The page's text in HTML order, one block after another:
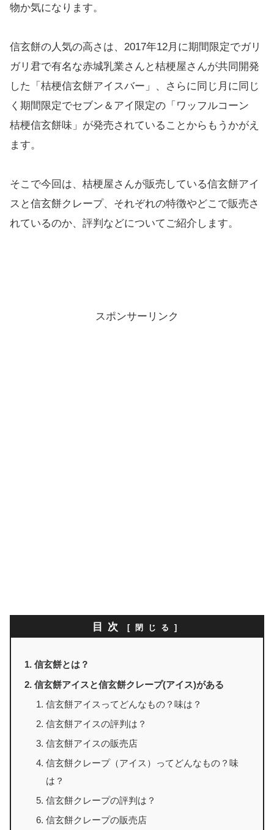
物か気になります。
信玄餅の人気の高さは、2017年12月に期間限定でガリ
ガリ君で有名な赤城乳業さんと桔梗屋さんが共同開発
した「桔梗信玄餅アイスバー」、さらに同じ月に同じ
く期間限定でセブン＆アイ限定の「ワッフルコーン
桔梗信玄餅味」が発売されていることからもうかがえ
ます。
そこで今回は、桔梗屋さんが販売している信玄餅アイ
スと信玄餅クレープ、それぞれの特徴やどこで販売さ
れているのか、評判などについてご紹介します。
スポンサーリンク
目次
信玄餅とは？
信玄餅アイスと信玄餅クレープ(アイス)がある
信玄餅アイスってどんなもの？味は？
信玄餅アイスの評判は？
信玄餅アイスの販売店
信玄餅クレープ（アイス）ってどんなもの？味
は？
信玄餅クレープの評判は？
信玄餅クレープの販売店